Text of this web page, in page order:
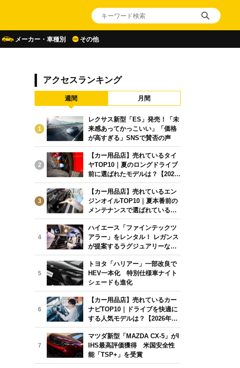
メーカー・車種別 その他
アクセスランキング
週間 月間
1
レクサス新型「ES」発売！「未
来感あってかっこいい」「価格
が高すぎる」SNSで賛否の声
2
【カー用品店】売れているタイ
ヤTOP10｜夏のロングドライブ
前に選ばれたモデルは？【2026
年6月版】
3
【カー用品店】売れているエン
ジンオイルTOP10｜夏本番前の
メンテナンスで選ばれている人
気モデルは？【2026年6月版】
4
ハイエース「ファインテックツ
アラー」をレンタル！ レガンス
が提案するラグジュアリーな移
動体験
5
トヨタ「ハリアー」一部改良で
HEV一本化 特別仕様車ナイト
シェードも進化
6
【カー用品店】売れているカー
ナビTOP10｜ドライブを快適に
する人気モデルは？【2026年6
月版】
7
マツダ新型「MAZDA CX-5」がI
IHS最高評価獲得 米国安全性
能「TSP+」を受賞